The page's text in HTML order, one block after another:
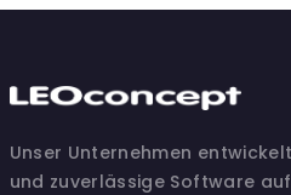
Unser Unternehmen
und zuverlässige Software